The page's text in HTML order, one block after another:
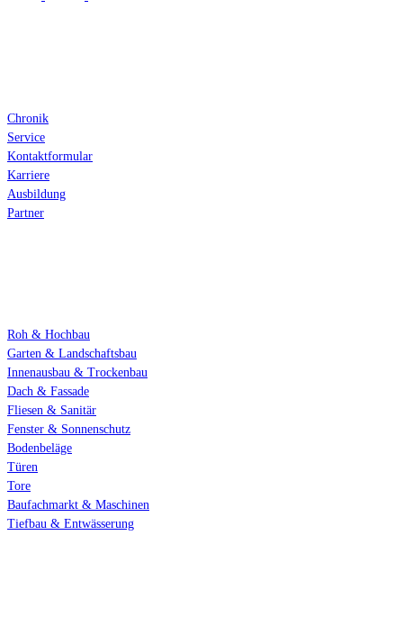
Chronik
Service
Kontaktformular
Karriere
Ausbildung
Partner
Roh & Hochbau
Garten & Landschaftsbau
Innenausbau & Trockenbau
Dach & Fassade
Fliesen & Sanitär
Fenster & Sonnenschutz
Bodenbeläge
Türen
Tore
Baufachmarkt & Maschinen
Tiefbau & Entwässerung